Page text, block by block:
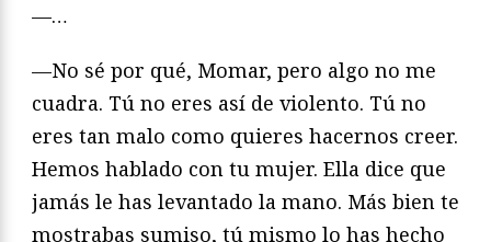
—…
—No sé por qué, Momar, pero algo no me
cuadra. Tú no eres así de violento. Tú no
eres tan malo como quieres hacernos creer.
Hemos hablado con tu mujer. Ella dice que
jamás le has levantado la mano. Más bien te
mostrabas sumiso, tú mismo lo has hecho